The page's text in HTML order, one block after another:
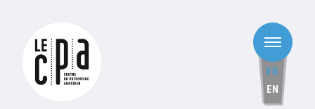
FR
EN